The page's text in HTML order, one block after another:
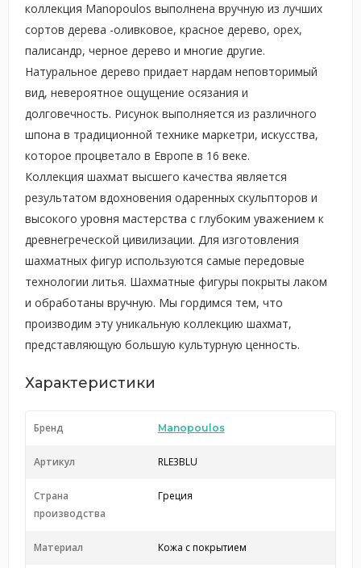
коллекция Manopoulos выполнена вручную из лучших
сортов дерева -оливковое, красное дерево, орех,
палисандр, черное дерево и многие другие.
Натуральное дерево придает нардам неповторимый
вид, невероятное ощущение осязания и
долговечность. Рисунок выполняется из различного
шпона в традиционной технике маркетри, искусства,
которое процветало в Европе в 16 веке.
Коллекция шахмат высшего качества является
результатом вдохновения одаренных скульпторов и
высокого уровня мастерства с глубоким уважением к
древнегреческой цивилизации. Для изготовления
шахматных фигур используются самые передовые
технологии литья. Шахматные фигуры покрыты лаком
и обработаны вручную. Мы гордимся тем, что
производим эту уникальную коллекцию шахмат,
представляющую большую культурную ценность.
Характеристики
Бренд Manopoulos
Артикул RLE3BLU
Страна
производства
Греция
Материал Кожа с покрытием